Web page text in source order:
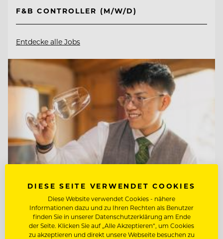
F&B CONTROLLER (M/W/D)
Entdecke alle Jobs
TOP ARBEITGEBER
Interalpen-Hotel Tyrol
DIESE SEITE VERWENDET COOKIES
Diese Website verwendet Cookies - nähere
Informationen dazu und zu Ihren Rechten als Benutzer
finden Sie in unserer Datenschutzerklärung am Ende
der Seite. Klicken Sie auf „Alle Akzeptieren“, um Cookies
zu akzeptieren und direkt unsere Webseite besuchen zu